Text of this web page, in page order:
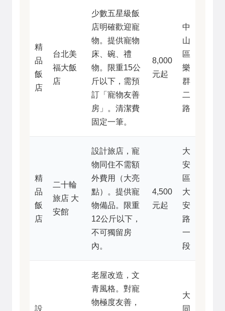
精
品
飯
店
台北美
福大飯
店
少數五星級飯
店明確歡迎寵
物。提供寵物
床、碗、禮
物。限重15公
斤以下，需預
訂「寵物友善
房」。清潔費
固定一筆。
8,000
元起
中
山
區
樂
群
二
路
精
品
飯
店
二十輪
旅店 大
安館
設計旅店，寵
物同住不需額
外費用（大亮
點）。提供寵
物備品。限重
12公斤以下，
不可獨留房
內。
4,500
元起
大
安
區
大
安
路
一
段
設
老屋改造，文
青風格。對寵
物極度友善，
大
同